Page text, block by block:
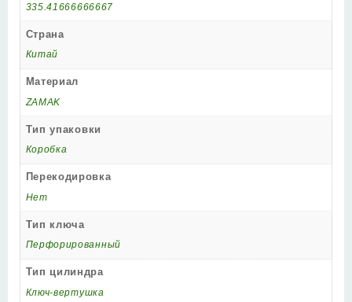
335.41666666667
Страна
Китай
Материал
ZAMAK
Тип упаковки
Коробка
Перекодировка
Нет
Тип ключа
Перфорированный
Тип цилиндра
Ключ-вертушка